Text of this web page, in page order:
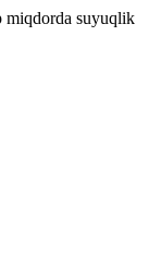
miqdorda suyuqlik